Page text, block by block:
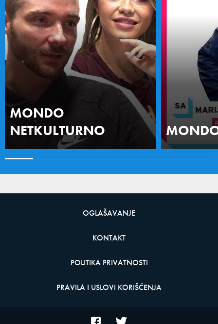
MONDO
NETKULTURNO
OGLAŠAVANJE
KONTAKT
POLITIKA PRIVATNOSTI
PRAVILA I USLOVI KORIŠĆENJA